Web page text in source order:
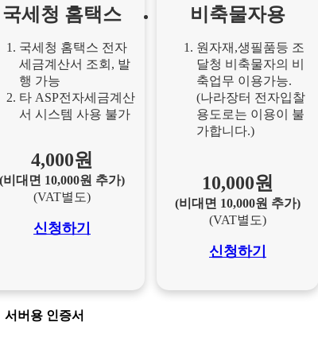
국세청 홈택스
국세청 홈택스 전자
세금계산서 조회, 발
행 가능
타 ASP전자세금계산
서 시스템 사용 불가
4,000원
(비대면 10,000원 추가)
(VAT별도)
신청하기
비축물자용
원자재,생필품등 조
달청 비축물자의 비
축업무 이용가능.
(나라장터 전자입찰
용도로는 이용이 불
가합니다.)
10,000원
(비대면 10,000원 추가)
(VAT별도)
신청하기
서버용 인증서